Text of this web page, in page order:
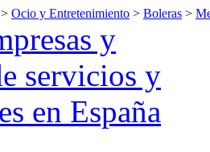
> Ocio y Entretenimiento > Boleras >